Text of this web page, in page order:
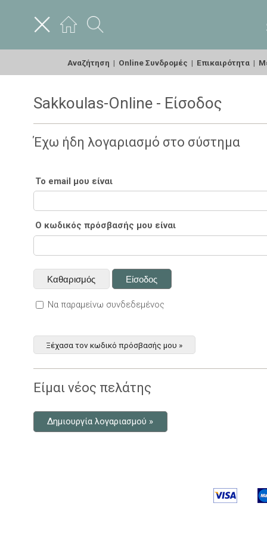
Αναζήτηση | Online Συνδρομές | Επικαιρότητα |
Sakkoulas-Online - Είσοδος
Έχω ήδη λογαριασμό στο σύστημα
Το email μου είναι
Ο κωδικός πρόσβασής μου είναι
Να παραμείνω συνδεδεμένος
Ξέχασα τον κωδικό πρόσβασής μου »
Είμαι νέος πελάτης
Δημιουργία λογαριασμού »